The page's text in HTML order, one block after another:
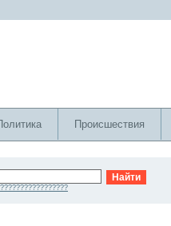
Происшествия